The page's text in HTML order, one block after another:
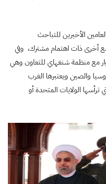
الأخيرين للتباحث
أخرى ذات اهتمام مشترك، وفي
الحوار مع منظمة شنغهاي للتعاون وهي
والصين ويعتبرها الغرب
الولايات المتحدة أو